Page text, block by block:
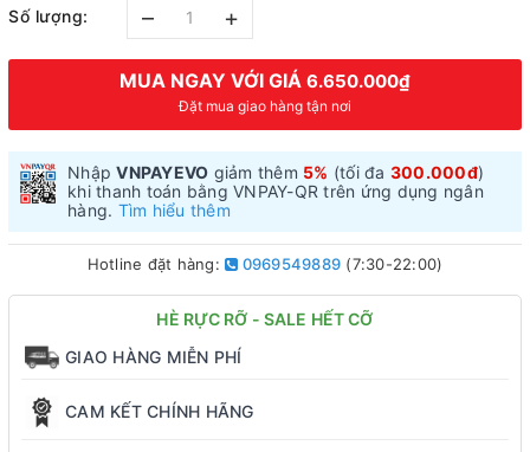
Số lượng: – +
MUA NGAY VỚI GIÁ 6.650.000₫
Đặt mua giao hàng tận nơi
NhậpVNPAYEVO giảm thêm 5% (tối đa 300.000đ)
khi thanh toán bằng VNPAY-QR trên ứng dụng ngân
hàng. Tìm hiểu thêm
Hotline đặt hàng: 0969549889 (7:30-22:00)
HÈ RỰC RỠ - SALE HẾT CỠ
GIAO HÀNG MIỄN PHÍ
CAM KẾT CHÍNH HÃNG